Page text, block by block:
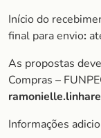
Início do
final para envio:
As propostas
Compras –
Informações